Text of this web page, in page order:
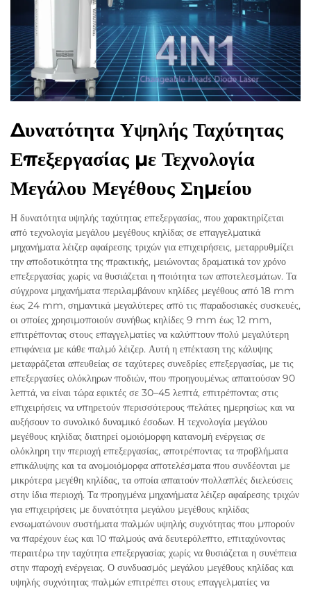
Δυνατότητα Υψηλής Ταχύτητας
Επεξεργασίας με Τεχνολογία
Μεγάλου Μεγέθους Σημείου
Η δυνατότητα υψηλής ταχύτητας επεξεργασίας, που χαρακτηρίζεται
από τεχνολογία μεγάλου μεγέθους κηλίδας σε επαγγελματικά
μηχανήματα λέιζερ αφαίρεσης τριχών για επιχειρήσεις, μεταρρυθμίζει
την αποδοτικότητα της πρακτικής, μειώνοντας δραματικά τον χρόνο
επεξεργασίας χωρίς να θυσιάζεται η ποιότητα των αποτελεσμάτων. Τα
σύγχρονα μηχανήματα περιλαμβάνουν κηλίδες μεγέθους από 18 mm
έως 24 mm, σημαντικά μεγαλύτερες από τις παραδοσιακές συσκευές,
οι οποίες χρησιμοποιούν συνήθως κηλίδες 9 mm έως 12 mm,
επιτρέποντας στους επαγγελματίες να καλύπτουν πολύ μεγαλύτερη
επιφάνεια με κάθε παλμό λέιζερ. Αυτή η επέκταση της κάλυψης
μεταφράζεται απευθείας σε ταχύτερες συνεδρίες επεξεργασίας, με τις
επεξεργασίες ολόκληρων ποδιών, που προηγουμένως απαιτούσαν 90
λεπτά, να είναι τώρα εφικτές σε 30–45 λεπτά, επιτρέποντας στις
επιχειρήσεις να υπηρετούν περισσότερους πελάτες ημερησίως και να
αυξήσουν το συνολικό δυναμικό έσοδων. Η τεχνολογία μεγάλου
μεγέθους κηλίδας διατηρεί ομοιόμορφη κατανομή ενέργειας σε
ολόκληρη την περιοχή επεξεργασίας, αποτρέποντας τα προβλήματα
επικάλυψης και τα ανομοιόμορφα αποτελέσματα που συνδέονται με
μικρότερα μεγέθη κηλίδας, τα οποία απαιτούν πολλαπλές διελεύσεις
στην ίδια περιοχή. Τα προηγμένα μηχανήματα λέιζερ αφαίρεσης τριχών
για επιχειρήσεις με δυνατότητα μεγάλου μεγέθους κηλίδας
ενσωματώνουν συστήματα παλμών υψηλής συχνότητας που μπορούν
να παρέχουν έως και 10 παλμούς ανά δευτερόλεπτο, επιταχύνοντας
περαιτέρω την ταχύτητα επεξεργασίας χωρίς να θυσιάζεται η συνέπεια
στην παροχή ενέργειας. Ο συνδυασμός μεγάλου μεγέθους κηλίδας και
υψηλής συχνότητας παλμών επιτρέπει στους επαγγελματίες να